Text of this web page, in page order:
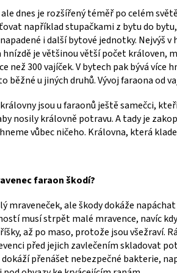
dnes je rozšířený téměř po celém
například stupačkami z bytu do
i další bytové jednotky. Nejvýš
je většinou větší počet královen,
než 300 vajíček. V bytech pak bývá
běžné u jiných druhů. Vývoj faraona od
jsou u faraonů ještě samečci,
nosily královně potravu. A tady je
vůbec ničeho. Královna, která
faraon škodí?
mraveneček, ale škody dokáže
musí strpět malé mravence, navíc
až po maso, protože jsou všežraví.
před jejich zavlečením skladovat
přenášet nebezpečné bakterie,